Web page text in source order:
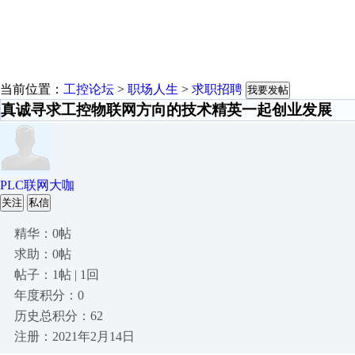
当前位置： 工控论坛 > 职场人生 > 求职招聘 我要发帖
真诚寻求工控物联网方向的技术精英一起创业发展
PLC联网大咖
关注 私信
精华：0帖
求助：0帖
帖子：1帖 | 1回
年度积分：0
历史总积分：62
注册：2021年2月14日